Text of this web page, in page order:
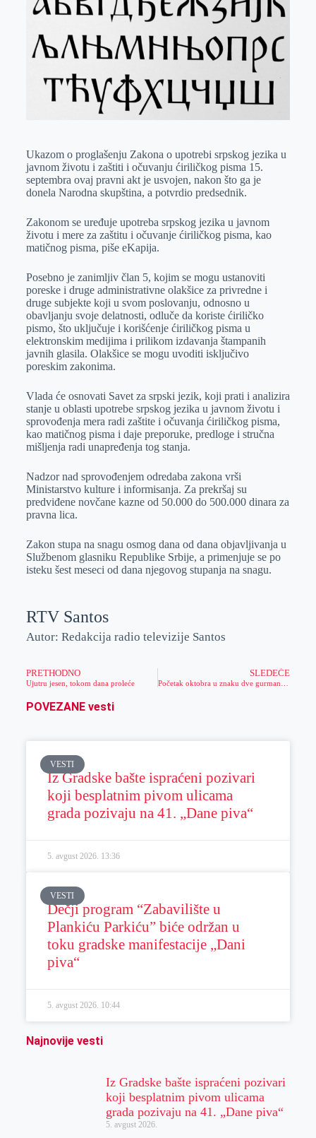
A
m
Ukazom o proglašenju Zakona o upotrebi srpskog jezika u
javnom životu i zaštiti i očuvanju ćiriličkog pisma 15.
septembra ovaj pravni akt je usvojen, nakon što ga je
donela Narodna skupština, a potvrdio predsednik.
Zakonom se uređuje upotreba srpskog jezika u javnom
životu i mere za zaštitu i očuvanje ćiriličkog pisma, kao
matičnog pisma, piše eKapija.
Posebno je zanimljiv član 5, kojim se mogu ustanoviti
poreske i druge administrativne olakšice za privredne i
druge subjekte koji u svom poslovanju, odnosno u
obavljanju svoje delatnosti, odluče da koriste ćiriličko
pismo, što uključuje i korišćenje ćiriličkog pisma u
elektronskim medijima i prilikom izdavanja štampanih
javnih glasila. Olakšice se mogu uvoditi isključivo
poreskim zakonima.
Vlada će osnovati Savet za srpski jezik, koji prati i analizira
stanje u oblasti upotrebe srpskog jezika u javnom životu i
sprovođenja mera radi zaštite i očuvanja ćiriličkog pisma,
kao matičnog pisma i daje preporuke, predloge i stručna
mišljenja radi unapređenja tog stanja.
Nadzor nad sprovođenjem odredaba zakona vrši
Ministarstvo kulture i informisanja. Za prekršaj su
predviđene novčane kazne od 50.000 do 500.000 dinara za
pravna lica.
Zakon stupa na snagu osmog dana od dana objavljivanja u
Službenom glasniku Republike Srbije, a primenjuje se po
isteku šest meseci od dana njegovog stupanja na snagu.
RTV Santos
Autor: Redakcija radio televizije Santos
PRETHODNO
Ujutru jesen, tokom dana proleće
SLEDEĆE
POVEZANE vesti
VESTI
Iz Gradske bašte ispraćeni pozivari
koji besplatnim pivom ulicama
grada pozivaju na 41. „Dane piva“
5. avgust 2026. 13:36
VESTI
Dečji program “Zabavilište u
Plankiću Parkiću” biće održan u
toku gradske manifestacije „Dani
piva“
5. avgust 2026. 10:44
Najnovije vesti
Iz Gradske bašte ispraćeni pozivari
koji besplatnim pivom ulicama
grada pozivaju na 41. „Dane piva“
5. avgust 2026.